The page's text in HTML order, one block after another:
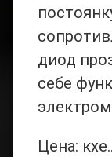
диод
себе
Цена: